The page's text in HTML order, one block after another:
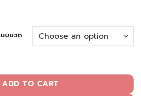
บขวด
fragrant hair dye, natural black
ADD TO CART